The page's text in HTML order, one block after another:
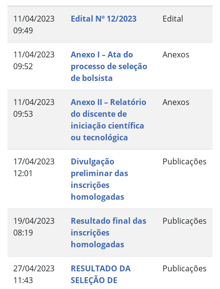
11/04/2023
09:49
Edital Nº 12/2023 Edital
11/04/2023
09:52
Anexo I – Ata do
processo de seleção
de bolsista
Anexos
11/04/2023
09:53
Anexo II – Relatório
do discente de
iniciação científica
ou tecnológica
Anexos
17/04/2023
12:01
Divulgação
preliminar das
inscrições
homologadas
Publicações
19/04/2023
08:19
Resultado final das
inscrições
homologadas
Publicações
27/04/2023
11:43
RESULTADO DA
SELEÇÃO DE
Publicações